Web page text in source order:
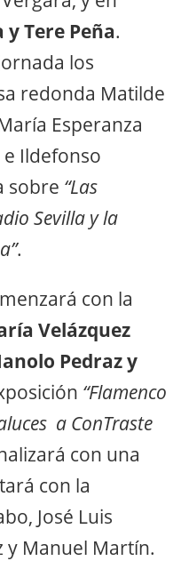
Tere Peña.
los
redonda Matilde
Esperanza
e Ildefonso
sobre “Las
Sevilla y la
.
con la
Velázquez
Pedraz y
“Flamenco
a ConTraste
con una
con la
José Luis
y Manuel Martín.